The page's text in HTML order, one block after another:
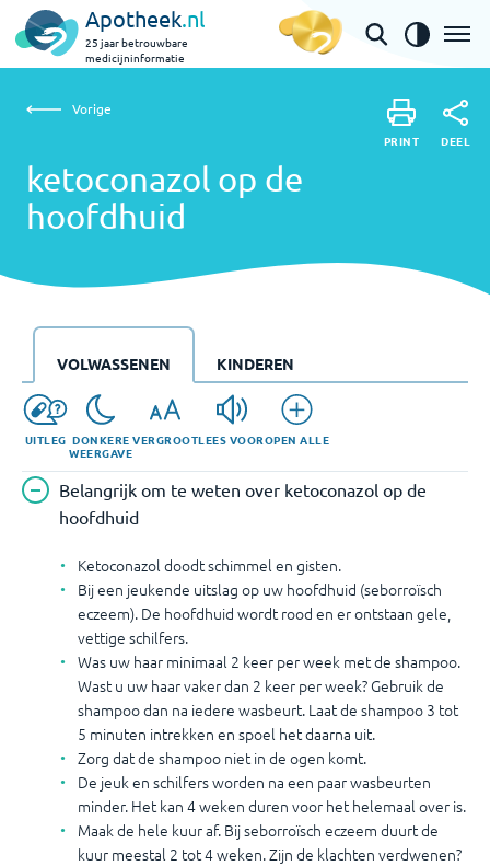
Apotheek.nl
25 jaar betrouwbare
medicijninformatie
ketoconazol op de hoofdhuid
Vorige
ketoconazol op de
hoofdhuid
PRINT DEEL
UITLEG DONKERE
WEERGAVE
VERGROOTLEES VOOROPEN ALLE
VOLWASSENEN KINDEREN
Belangrijk om te weten over ketoconazol op de
hoofdhuid
Ketoconazol doodt schimmel en gisten.
Bij een jeukende uitslag op uw hoofdhuid (seborroïsch
eczeem). De hoofdhuid wordt rood en er ontstaan gele,
vettige schilfers.
Was uw haar minimaal 2 keer per week met de shampoo.
Wast u uw haar vaker dan 2 keer per week? Gebruik de
shampoo dan na iedere wasbeurt. Laat de shampoo 3 tot
5 minuten intrekken en spoel het daarna uit.
Zorg dat de shampoo niet in de ogen komt.
De jeuk en schilfers worden na een paar wasbeurten
minder. Het kan 4 weken duren voor het helemaal over is.
Maak de hele kuur af. Bij seborroïsch eczeem duurt de
kuur meestal 2 tot 4 weken. Zijn de klachten verdwenen?